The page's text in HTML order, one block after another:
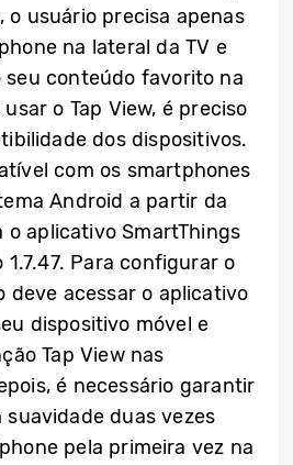
o usuário precisa apenas
na lateral da TV e
seu conteúdo favorito na
o Tap View, é preciso
dos dispositivos.
com os smartphones
Android a partir da
o aplicativo SmartThings
Para configurar o
deve acessar o aplicativo
dispositivo móvel e
Tap View nas
é necessário garantir
duas vezes
pela primeira vez na